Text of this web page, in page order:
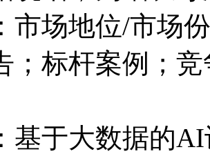
市场地位/市场
；标杆案例；
基于大数据的